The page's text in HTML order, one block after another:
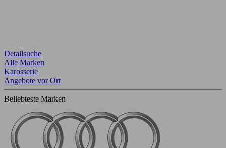
Detailsuche
Alle Marken
Karosserie
Angebote vor Ort
Beliebteste Marken